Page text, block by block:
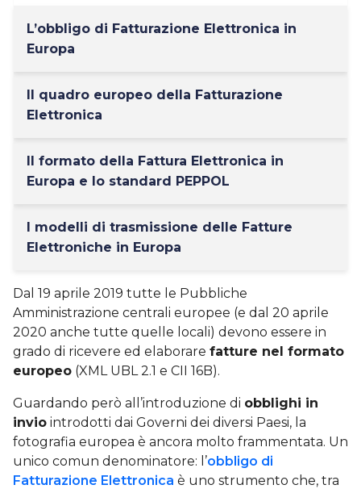
L’obbligo di Fatturazione Elettronica in
Europa
Il quadro europeo della Fatturazione
Elettronica
Il formato della Fattura Elettronica in
Europa e lo standard PEPPOL
I modelli di trasmissione delle Fatture
Elettroniche in Europa
Dal 19 aprile 2019 tutte le Pubbliche
Amministrazione centrali europee (e dal 20 aprile
2020 anche tutte quelle locali) devono essere in
grado di ricevere ed elaborare fatture nel formato
europeo (XML UBL 2.1 e CII 16B).
Guardando però all’introduzione di obblighi in
invio introdotti dai Governi dei diversi Paesi, la
fotografia europea è ancora molto frammentata. Un
unico comun denominatore: l’obbligo di
Fatturazione Elettronica è uno strumento che, tra